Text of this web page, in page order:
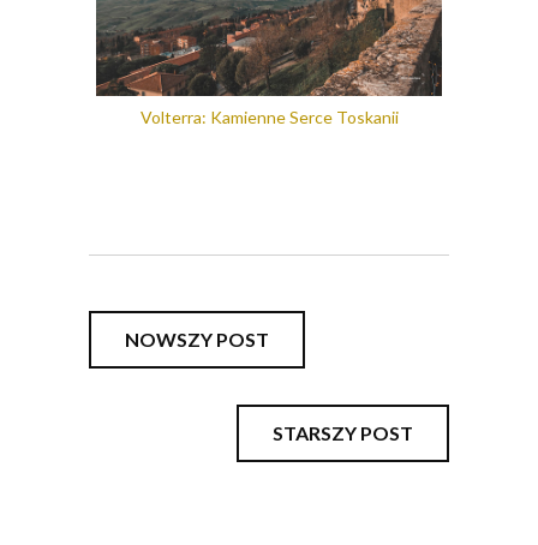
Volterra: Kamienne Serce Toskanii
NOWSZY POST
STARSZY POST